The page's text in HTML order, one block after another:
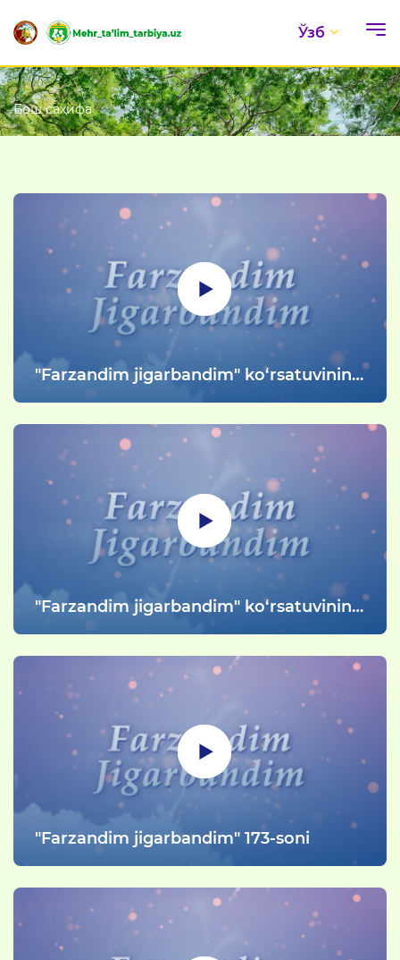
Ўзб
Бош саҳифа
"Farzandim jigarbandim" ko‘rsatuvining
"Farzandim jigarbandim" ko‘rsatuvining
"Farzandim jigarbandim" 173-soni